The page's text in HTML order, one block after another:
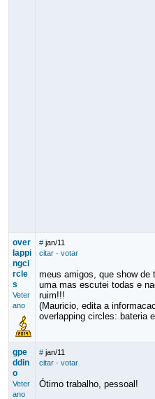
over
lappi
ngci
rcle
s
Veter
ano
# jan/11
citar· votar
meus amigos, que show de
uma mas escutei todas e
ruim!!!
(Mauricio, edita a
overlapping circles: bateria
gpe
ddin
o
Veter
ano
# jan/11
citar· votar
Ótimo trabalho, pessoal!